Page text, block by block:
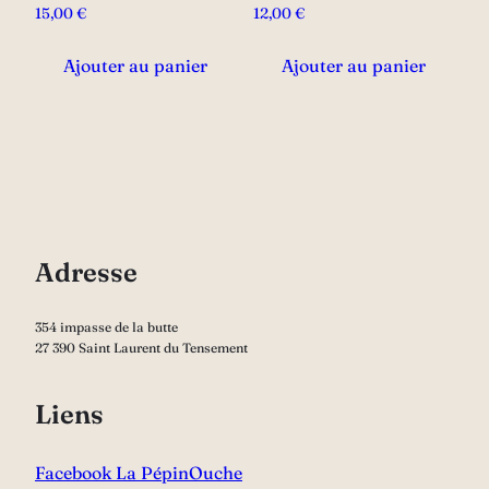
produit
15,00€
Ajouter au panier
12,00€
Ajouter au panier
Adresse
354 impasse de la butte
27 390 Saint Laurent du Tensement
Liens
Facebook La PépinOuche